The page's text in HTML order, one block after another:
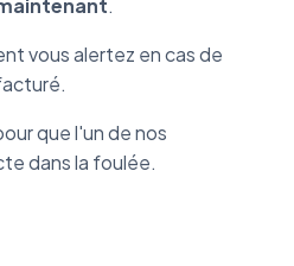
.
vous alertez en cas de
que l'un de nos
dans la foulée.